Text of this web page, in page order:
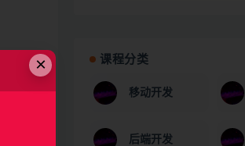
课程分类
移动开发
后端开发
×